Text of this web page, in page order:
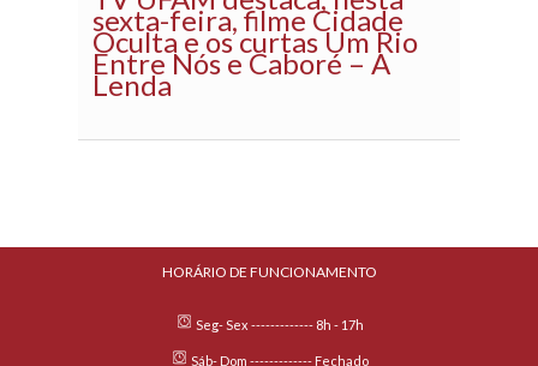
sexta-feira, filme Cidade
Oculta e os curtas Um Rio
Entre Nós e Caboré – A
Lenda
HORÁRIO DE FUNCIONAMENTO
Seg- Sex ------------- 8h - 17h
Sáb- Dom ------------- Fechado